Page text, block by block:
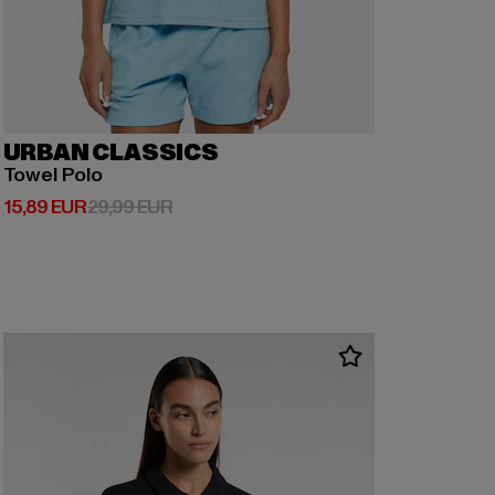
URBAN CLASSICS
Towel Polo
15,89 EUR
Derzeitiger Preis: 15,89 EUR
29,99 EURAktionspreis: 29,99 EUR